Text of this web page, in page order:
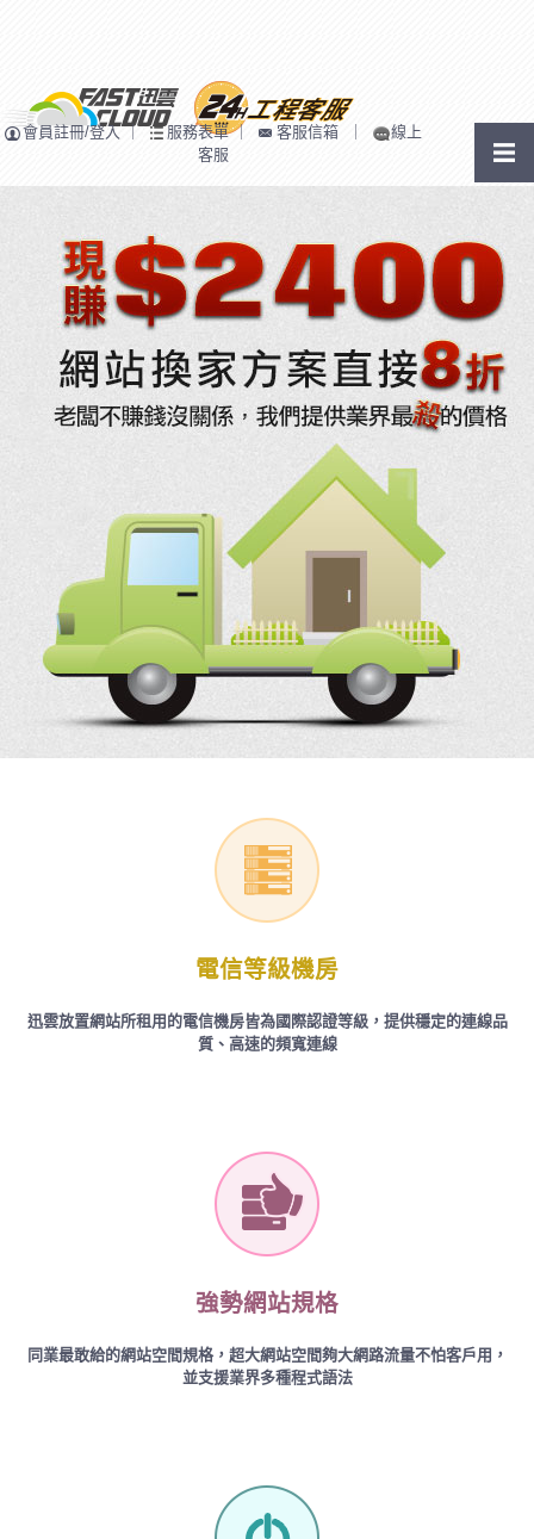
會員註冊/登入｜ 服務表單｜ 客服信箱 ｜
線上
客服
電信等級機房
迅雲放置網站所租用的電信機房皆為國際認證等級，提供穩定的連線品
質、高速的頻寬連線
強勢網站規格
同業最敢給的網站空間規格，超大網站空間夠大網路流量不怕客戶用，
並支援業界多種程式語法